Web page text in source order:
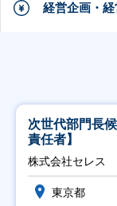
経営企画・
次世代部門長
責任者】
株式会社セレス
東京都